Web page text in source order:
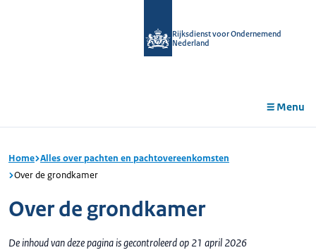
Rijksdienst voor Ondernemend
Nederland
Menu
Home Alles over pachten en pachtovereenkomsten
Over de grondkamer
Over de grondkamer
De inhoud van deze pagina is gecontroleerd op 21 april 2026